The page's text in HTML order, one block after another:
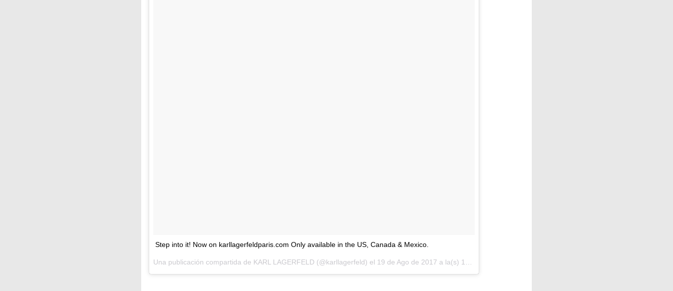
Step into it! Now on karllagerfeldparis.com Only available in the US, Canada & Mexico.
Una publicación compartida de KARL LAGERFELD (@karllagerfeld) el 19 de Ago de 2017 a la(s) 10:03 PDT